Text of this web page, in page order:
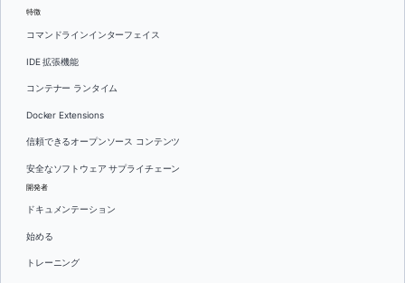
特徴
コマンドラインインターフェイス
IDE 拡張機能
コンテナー ランタイム
Docker Extensions
信頼できるオープンソース コンテンツ
安全なソフトウェア サプライチェーン
開発者
ドキュメンテーション
始める
トレーニング